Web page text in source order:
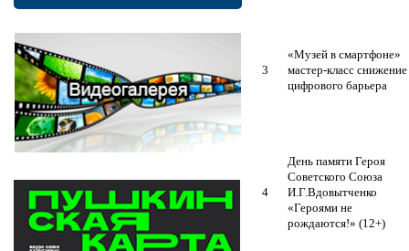
3
«Музей в смартфоне»
мастер-класс снижение
цифрового барьера
4
День памяти Героя
Советского Союза
И.Г.Вдовытченко
«Героями не
рождаются!» (12+)